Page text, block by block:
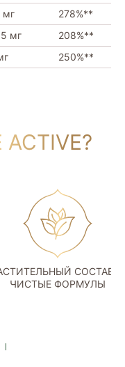
искусственных
подходит для
ДВА
мг
278%**
мг
208%**
250%**
СОСТАВ И
ЧИСТЫЕ ФОРМУЛЫ